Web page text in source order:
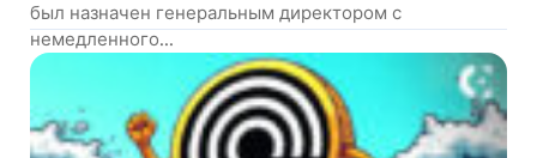
был назначен генеральным директором с
немедленного...